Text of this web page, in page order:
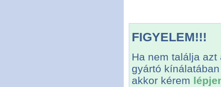
FIGYELEM!!!
Ha nem találja
gyártó
akkor kérem